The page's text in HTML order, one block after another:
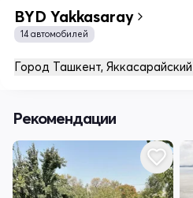
BYD Yakkasaray
14 автомобилей
Город Ташкент,
Рекомендации